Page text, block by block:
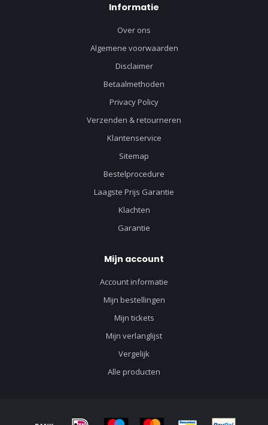
Informatie
Over ons
Algemene voorwaarden
Disclaimer
Betaalmethoden
Privacy Policy
Verzenden & retourneren
Klantenservice
Sitemap
Bestelprocedure
Laagste Prijs Garantie
Klachten
Garantie
Mijn account
Account informatie
Mijn bestellingen
Mijn tickets
Mijn verlanglijst
Vergelijk
Alle producten